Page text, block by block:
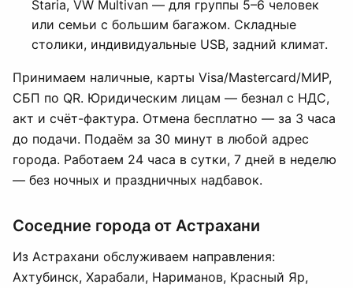
Staria, VW Multivan — для группы 5–6 человек
или семьи с большим багажом. Складные
столики, индивидуальные USB, задний климат.
Принимаем наличные, карты Visa/Mastercard/МИР,
СБП по QR. Юридическим лицам — безнал с НДС,
акт и счёт-фактура. Отмена бесплатно — за 3 часа
до подачи. Подаём за 30 минут в любой адрес
города. Работаем 24 часа в сутки, 7 дней в неделю
— без ночных и праздничных надбавок.
Соседние города от Астрахани
Из Астрахани обслуживаем направления:
Ахтубинск, Харабали, Нариманов, Красный Яр,